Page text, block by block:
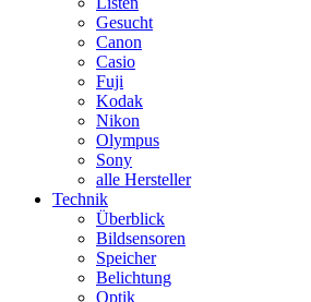
Gesucht
Canon
Casio
Fuji
Kodak
Nikon
Olympus
Sony
alle Hersteller
Technik
Überblick
Bildsensoren
Speicher
Belichtung
Optik